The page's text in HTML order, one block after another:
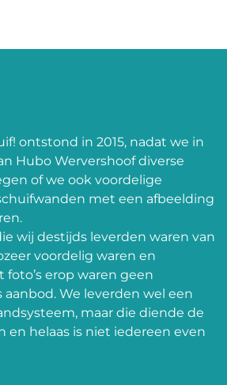
ontstond in 2015, nadat we in
Hubo Wervershoof diverse
of we ook voordelige
met een afbeelding
wij destijds leverden waren van
voordelig waren en
erop waren geen
We leverden wel een
maar die diende de
en helaas is niet iedereen even